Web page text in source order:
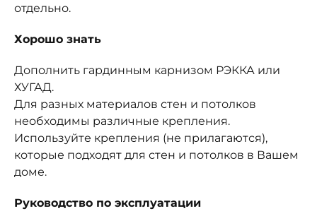
отдельно.
Хорошо знать
Дополнить гардинным карнизом РЭККА или
ХУГАД.
Для разных материалов стен и потолков
необходимы различные крепления.
Используйте крепления (не прилагаются),
которые подходят для стен и потолков в Вашем
доме.
Руководство по эксплуатации